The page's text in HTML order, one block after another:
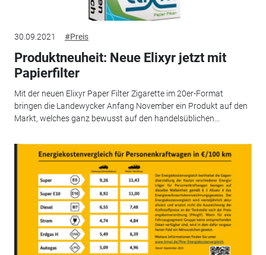
30.09.2021 #Preis
Produktneuheit: Neue Elixyr jetzt mit
Papierfilter
Mit der neuen Elixyr Paper Filter Zigarette im 20er-Format
bringen die Landewycker Anfang November ein Produkt auf den
Markt, welches ganz bewusst auf den handelsüblichen...